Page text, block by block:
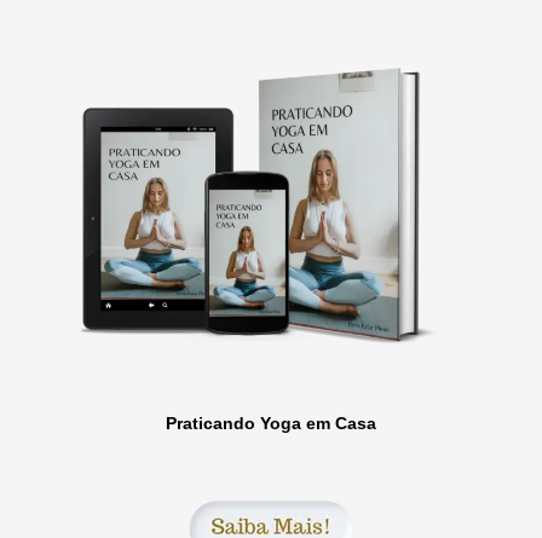
Praticando Yoga em Casa